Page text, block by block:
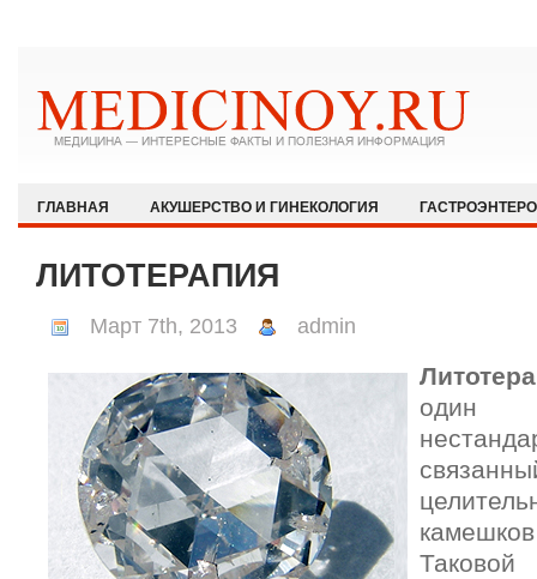
ГЛАВНАЯ АКУШЕРСТВО И ГИНЕКОЛОГИЯ
КАРДИОЛОГИЯ
МЕДИЦИНА И ОБЩЕСТВО
ОФТАЛЬМОЛОГИЯ
ПЕДИАТРИЯ
ПСИХИАТРИЯ И
РЕВМАТОЛОГИЯ И НЕФРОЛОГИЯ
СЕКСОЛОГИЯ
ХИРУРГИЯ
ЭКСТРЕННАЯ МЕДИЦИНА ЭНДОКРИНОЛОГИЯ
ЛИТОТЕРАПИЯ
Март 7th, 2013 admin